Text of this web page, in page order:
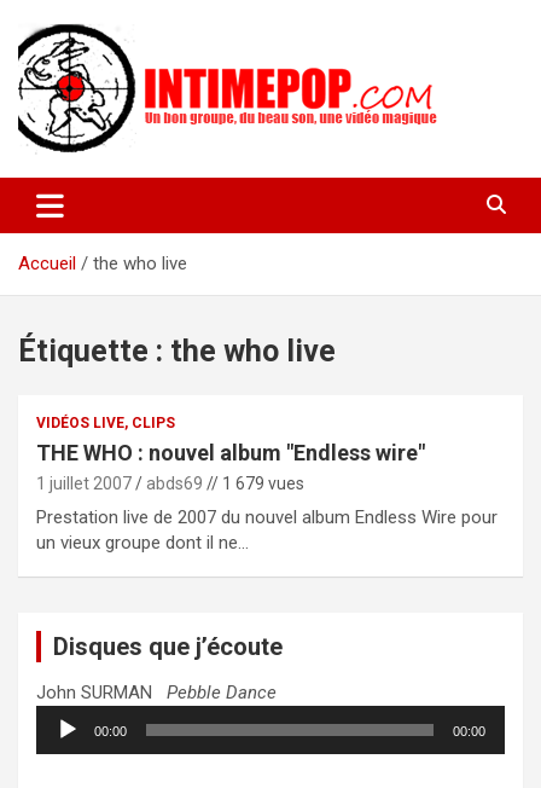
contenu
intimepop.com
actuelles pop rock, post-rock, indé sur Lyon. rock pop concert
lyon
Accueil
the who live
Étiquette : the who live
VIDÉOS LIVE, CLIPS
THE WHO : nouvel album "Endless wire"
1 juillet 2007 abds69 // 1 679 vues
Prestation live de 2007 du nouvel album Endless Wire pour
un vieux groupe dont il ne…
Disques que j’écoute
John SURMAN Pebble Dance
Lecteur
audio
00:00 00:00